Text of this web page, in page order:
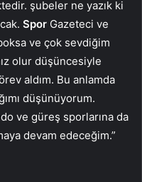
şubeler ne yazık ki
Spor Gazeteci ve
ve çok sevdiğim
olur düşüncesiyle
aldım. Bu anlamda
düşünüyorum.
ve güreş sporlarına da
devam edeceğim.”